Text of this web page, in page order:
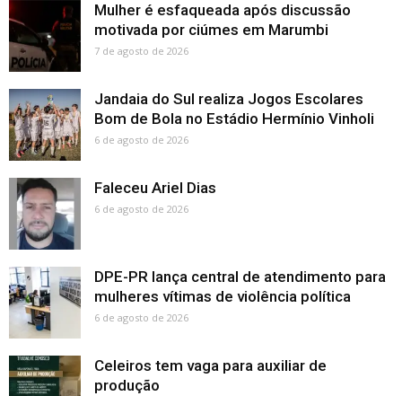
Mulher é esfaqueada após discussão
motivada por ciúmes em Marumbi
7 de agosto de 2026
Jandaia do Sul realiza Jogos Escolares
Bom de Bola no Estádio Hermínio Vinholi
6 de agosto de 2026
Faleceu Ariel Dias
6 de agosto de 2026
DPE-PR lança central de atendimento para
mulheres vítimas de violência política
6 de agosto de 2026
Celeiros tem vaga para auxiliar de
produção